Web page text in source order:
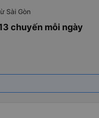
Sài Gòn
chuyến mỗi ngày